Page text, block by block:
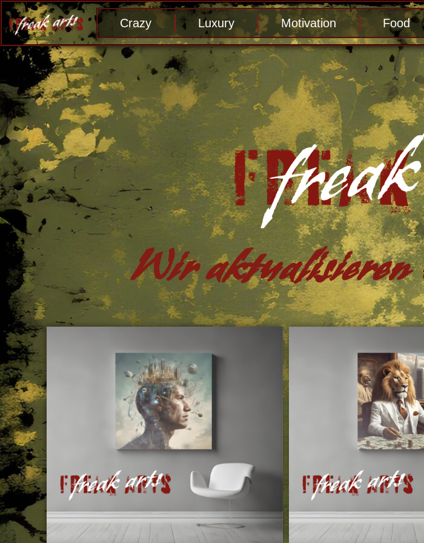
Crazy Luxury Motivation Food
Wir aktualisieren